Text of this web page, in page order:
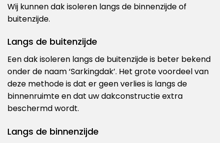
Wij kunnen dak isoleren langs de binnenzijde of
buitenzijde.
Langs de buitenzijde
Een dak isoleren langs de buitenzijde is beter bekend
onder de naam ‘Sarkingdak’. Het grote voordeel van
deze methode is dat er geen verlies is langs de
binnenruimte en dat uw dakconstructie extra
beschermd wordt.
Langs de binnenzijde